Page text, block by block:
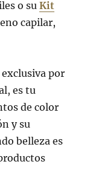
o suKit
capilar,
por
es tu
de color
y su
belleza es